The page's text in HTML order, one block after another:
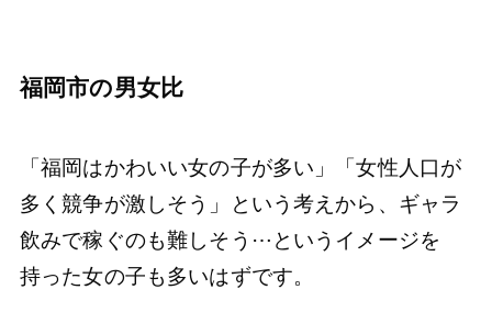
福岡市の男女比
「福岡はかわいい女の子が多い」「女性人口が
多く競争が激しそう」という考えから、ギャラ
飲みで稼ぐのも難しそう⋯というイメージを
持った女の子も多いはずです。